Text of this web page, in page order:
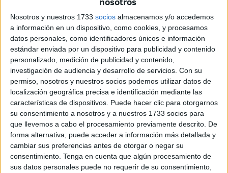
Nosotros y nuestros 1733 socios almacenamos y/o accedemos
a información en un dispositivo, como cookies, y procesamos
datos personales, como identificadores únicos e información
estándar enviada por un dispositivo para publicidad y contenido
personalizado, medición de publicidad y contenido,
investigación de audiencia y desarrollo de servicios. Con su
permiso, nosotros y nuestros socios podemos utilizar datos de
localización geográfica precisa e identificación mediante las
características de dispositivos. Puede hacer clic para otorgarnos
su consentimiento a nosotros y a nuestros 1733 socios para
que llevemos a cabo el procesamiento previamente descrito. De
forma alternativa, puede acceder a información más detallada y
cambiar sus preferencias antes de otorgar o negar su
consentimiento. Tenga en cuenta que algún procesamiento de
sus datos personales puede no requerir de su consentimiento,
quiso desmentir las acusaciones de MDyC en cuanto que
durante el primer trimestre de este año no se habían
sacado adelante ninguno de los expedientes, dando cifras
sobre este particular, indicando que ahora mismo son un
total de setenta y uno. Reflejó que en octubre bajó mucho
porque fueron numerosas las personas que percibían el
IMIS que pudieron incorporarse a los Planes de Empleo,
dentro del cupo que le corresponde a la propia Consejería.
La diputada de la oposición, Uidad Mohamed, reflejó que
hay "tiene usted una herida abierta que no puede cerrar".